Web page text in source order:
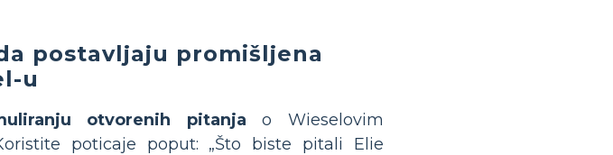
postavljaju promišljena
u
otvorenih pitanja o Wieselovim
poticaje poput: „Što biste pitali Elie